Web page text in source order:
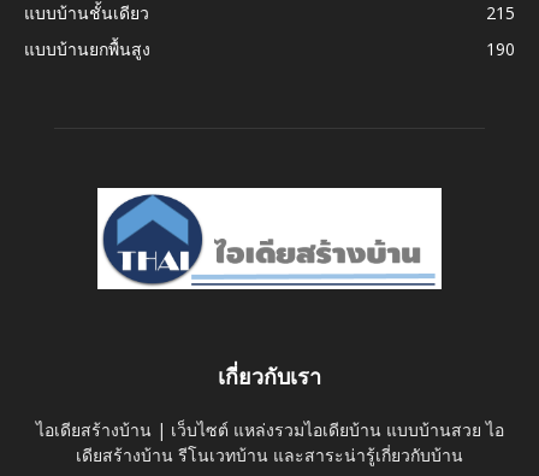
แบบบ้านชั้นเดียว
215
แบบบ้านยกพื้นสูง
190
เกี่ยวกับเรา
ไอเดียสร้างบ้าน | เว็บไซต์ แหล่งรวมไอเดียบ้าน แบบบ้านสวย ไอ
เดียสร้างบ้าน รีโนเวทบ้าน และสาระน่ารู้เกี่ยวกับบ้าน